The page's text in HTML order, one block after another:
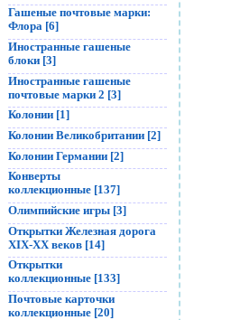
Гашеные почтовые марки:
Флора [6]
Иностранные гашеные
блоки [3]
Иностранные гашеные
почтовые марки 2 [3]
Колонии [1]
Колонии Великобритании [2]
Колонии Германии [2]
Конверты
коллекционные [137]
Олимпийские игры [3]
Открытки Железная дорога
XIX-XX веков [14]
Открытки
коллекционные [133]
Почтовые карточки
коллекционные [20]